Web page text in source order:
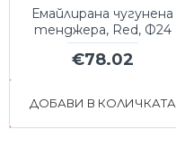
Емайлирана чугунена
тенджера, Red, Ф24
€78.02
ДОБАВИ В КОЛИЧКАТА